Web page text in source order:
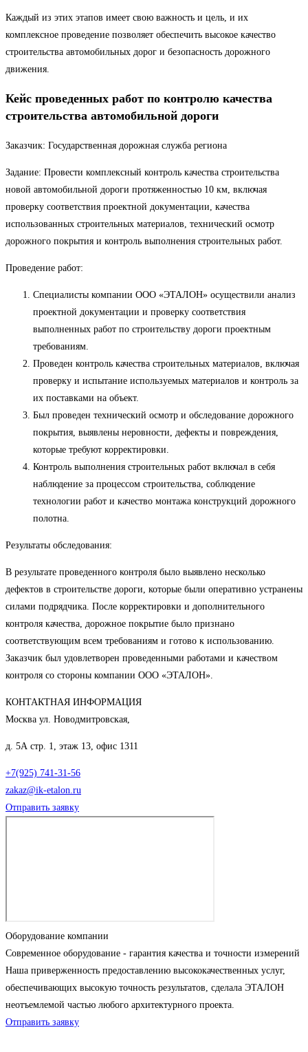
Каждый из этих этапов имеет свою важность и цель, и их
комплексное проведение позволяет обеспечить высокое качество
строительства автомобильных дорог и безопасность дорожного
движения.
Кейс проведенных работ по контролю качества
строительства автомобильной дороги
Заказчик: Государственная дорожная служба региона
Задание: Провести комплексный контроль качества строительства
новой автомобильной дороги протяженностью 10 км, включая
проверку соответствия проектной документации, качества
использованных строительных материалов, технический осмотр
дорожного покрытия и контроль выполнения строительных работ.
Проведение работ:
Специалисты компании ООО «ЭТАЛОН» осуществили анализ
проектной документации и проверку соответствия
выполненных работ по строительству дороги проектным
требованиям.
Проведен контроль качества строительных материалов, включая
проверку и испытание используемых материалов и контроль за
их поставками на объект.
Был проведен технический осмотр и обследование дорожного
покрытия, выявлены неровности, дефекты и повреждения,
которые требуют корректировки.
Контроль выполнения строительных работ включал в себя
наблюдение за процессом строительства, соблюдение
технологии работ и качество монтажа конструкций дорожного
полотна.
Результаты обследования:
В результате проведенного контроля было выявлено несколько
дефектов в строительстве дороги, которые были оперативно устранены
силами подрядчика. После корректировки и дополнительного
контроля качества, дорожное покрытие было признано
соответствующим всем требованиям и готово к использованию.
Заказчик был удовлетворен проведенными работами и качеством
контроля со стороны компании ООО «ЭТАЛОН».
КОНТАКТНАЯ ИНФОРМАЦИЯ
Москва ул. Новодмитровская,
д. 5А стр. 1, этаж 13, офис 1311
+7(925) 741-31-56
zakaz@ik-etalon.ru
Отправить заявку
Оборудование компании
Современное оборудование - гарантия качества и точности измерений
Наша приверженность предоставлению высококачественных услуг,
обеспечивающих высокую точность результатов, сделала ЭТАЛОН
неотъемлемой частью любого архитектурного проекта.
Отправить заявку